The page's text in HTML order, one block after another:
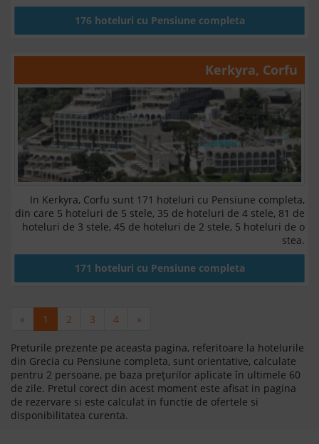
176 hoteluri cu Pensiune completa
Kerkyra, Corfu
In Kerkyra, Corfu sunt 171 hoteluri cu Pensiune completa,
din care 5 hoteluri de 5 stele, 35 de hoteluri de 4 stele, 81 de
hoteluri de 3 stele, 45 de hoteluri de 2 stele, 5 hoteluri de o
stea.
171 hoteluri cu Pensiune completa
« 1 2 3 4 »
Preturile prezente pe aceasta pagina, referitoare la hotelurile
din Grecia cu Pensiune completa, sunt orientative, calculate
pentru 2 persoane, pe baza prețurilor aplicate în ultimele 60
de zile. Pretul corect din acest moment este afisat in pagina
de rezervare si este calculat in functie de ofertele si
disponibilitatea curenta.